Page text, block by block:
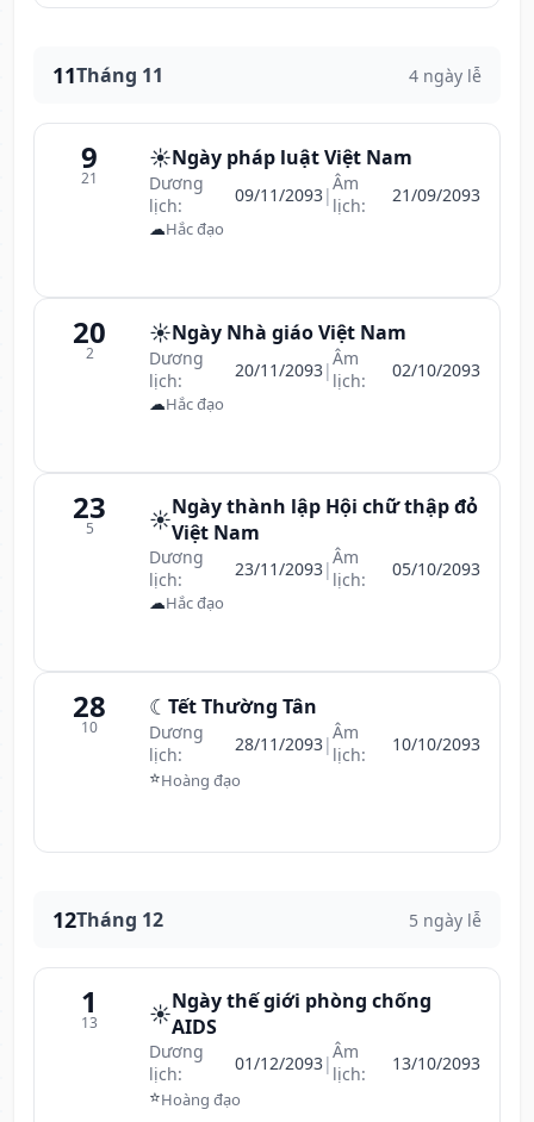
11Tháng 11 4 ngày lễ
9
21
☀️Ngày pháp luật Việt Nam
Dương
lịch:
09/11/2093|Âm
lịch:
21/09/2093
☁Hắc đạo
20
2
☀️Ngày Nhà giáo Việt Nam
Dương
lịch:
20/11/2093|Âm
lịch:
02/10/2093
☁Hắc đạo
23
5 ☀️Ngày thành lập Hội chữ thập đỏ
Việt Nam
Dương
lịch:
23/11/2093|Âm
lịch:
05/10/2093
☁Hắc đạo
28
10
☾ Tết Thường Tân
Dương
lịch:
28/11/2093|Âm
lịch:
10/10/2093
⭐Hoàng đạo
12Tháng 12 5 ngày lễ
1
13 ☀️Ngày thế giới phòng chống
AIDS
Dương
lịch:
01/12/2093|Âm
lịch:
13/10/2093
⭐Hoàng đạo